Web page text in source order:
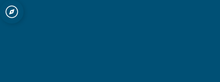
Open quicklink menu